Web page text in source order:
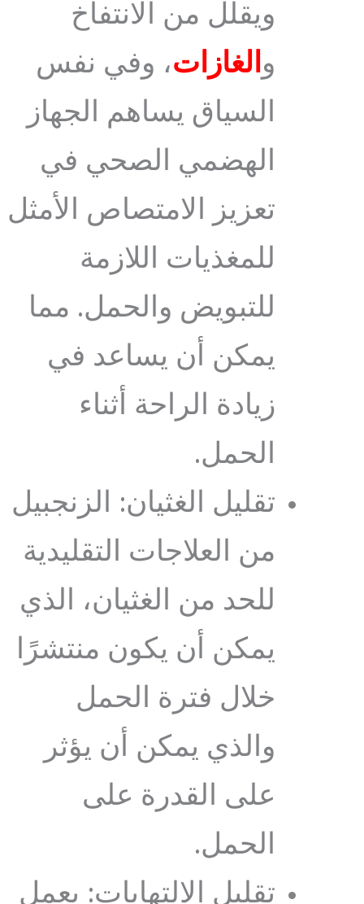
ويقلل من الانتفاخ
والغازات، وفي نفس
السياق يساهم الجهاز
الهضمي الصحي في
تعزيز الامتصاص الأمثل
للمغذيات اللازمة
للتبويض والحمل. مما
يمكن أن يساعد في
زيادة الراحة أثناء
الحمل.
تقليل الغثيان: الزنجبيل
من العلاجات التقليدية
للحد من الغثيان، الذي
يمكن أن يكون منتشرًا
خلال فترة الحمل
والذي يمكن أن يؤثر
على القدرة على
الحمل.
تقليل الالتهابات: يعمل